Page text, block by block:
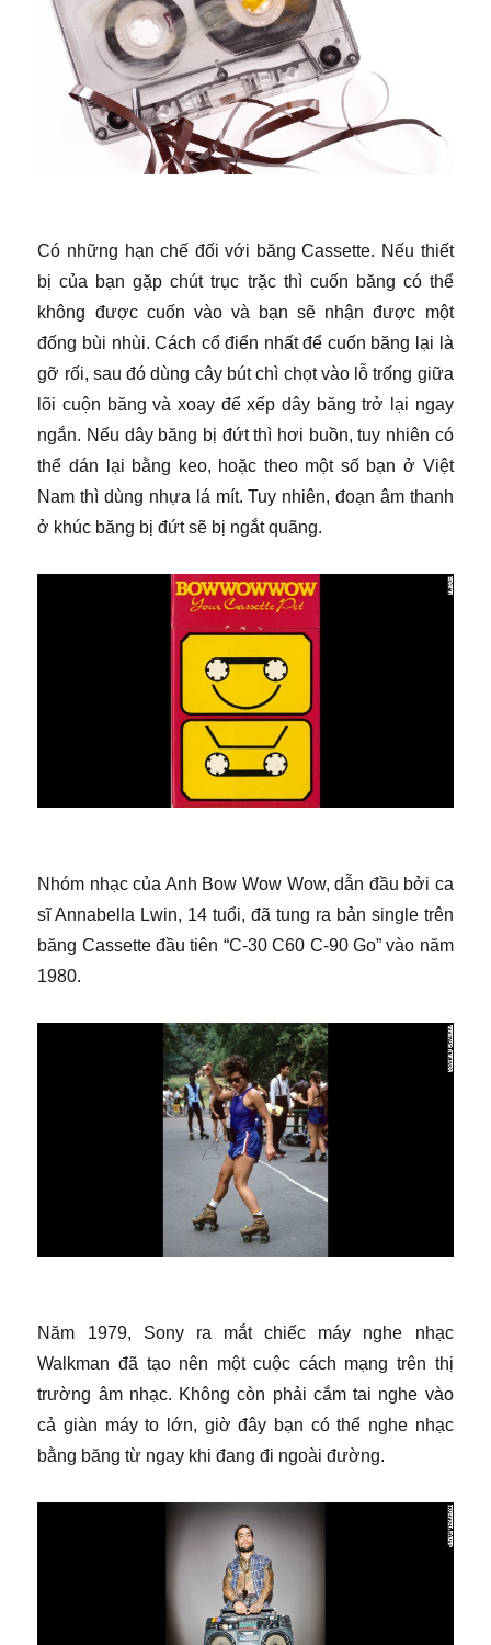
Có những hạn chế đối với băng Cassette. Nếu thiết
bị của bạn gặp chút trục trặc thì cuốn băng có thể
không được cuốn vào và bạn sẽ nhận được một
đống bùi nhùi. Cách cổ điển nhất để cuốn băng lại là
gỡ rối, sau đó dùng cây bút chì chọt vào lỗ trống giữa
lõi cuộn băng và xoay để xếp dây băng trở lại ngay
ngắn. Nếu dây băng bị đứt thì hơi buồn, tuy nhiên có
thể dán lại bằng keo, hoặc theo một số bạn ở Việt
Nam thì dùng nhựa lá mít. Tuy nhiên, đoạn âm thanh
ở khúc băng bị đứt sẽ bị ngắt quãng.
Nhóm nhạc của Anh Bow Wow Wow, dẫn đầu bởi ca
sĩ Annabella Lwin, 14 tuổi, đã tung ra bản single trên
băng Cassette đầu tiên “C-30 C60 C-90 Go” vào năm
1980.
Năm 1979, Sony ra mắt chiếc máy nghe nhạc
Walkman đã tạo nên một cuộc cách mạng trên thị
trường âm nhạc. Không còn phải cắm tai nghe vào
cả giàn máy to lớn, giờ đây bạn có thể nghe nhạc
bằng băng từ ngay khi đang đi ngoài đường.